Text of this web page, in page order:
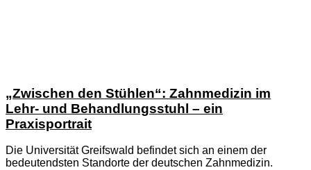
„Zwischen den Stühlen“: Zahnmedizin im
Lehr- und Behandlungsstuhl – ein
Praxisportrait
Die Universität Greifswald befindet sich an einem der
bedeutendsten Standorte der deutschen Zahnmedizin.